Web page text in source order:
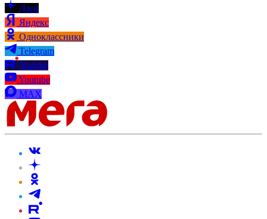
Дзен
Яндекс
Одноклассники
Telegram
Rutube
Youtube
MAX